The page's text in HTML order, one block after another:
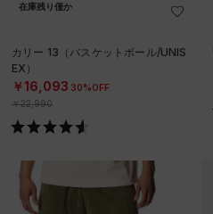
在庫残り僅か
カリー 13（バスケットボール/UNIS
EX）
￥16,093 30%OFF
￥22,990